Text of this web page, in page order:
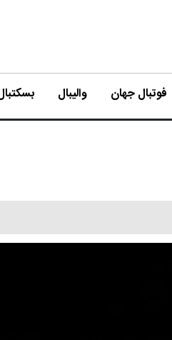
فوتبال جهان والیبال